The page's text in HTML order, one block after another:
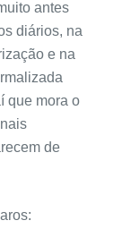
antes
diários, na
e na
que mora o
de